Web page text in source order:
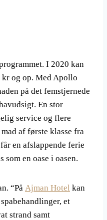
I 2020 kan
kr og op. Med Apollo
på det femstjernede
En stor
service og flere
af første klasse fra
en afslappende ferie
som en oase i oasen.
“På Ajman Hotel kan
et
strand samt